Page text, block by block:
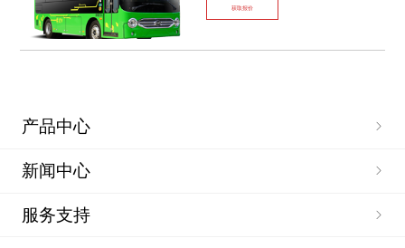
获取报价
产品中心
新闻中心
服务支持